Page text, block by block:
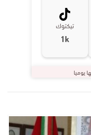
تيكتوك
1k
يوميا